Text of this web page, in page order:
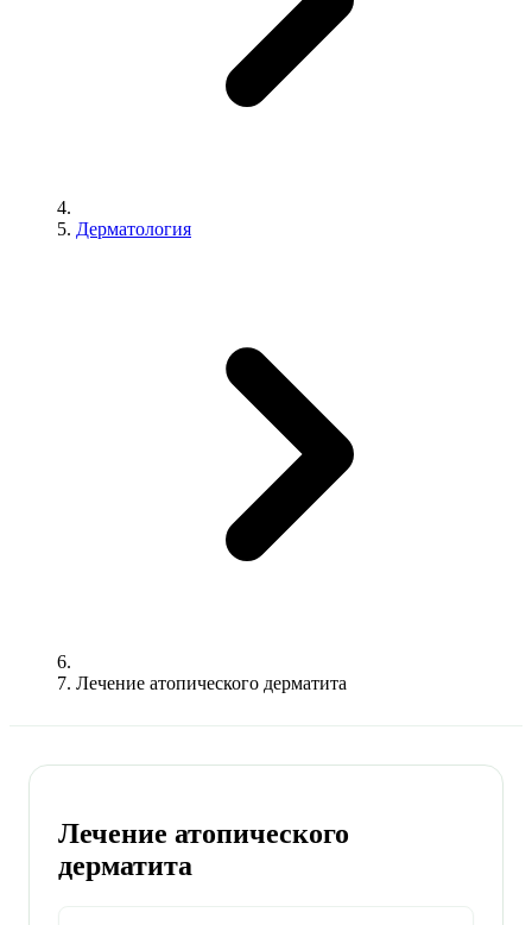
Дерматология
Лечение атопического дерматита
Лечение атопического
дерматита